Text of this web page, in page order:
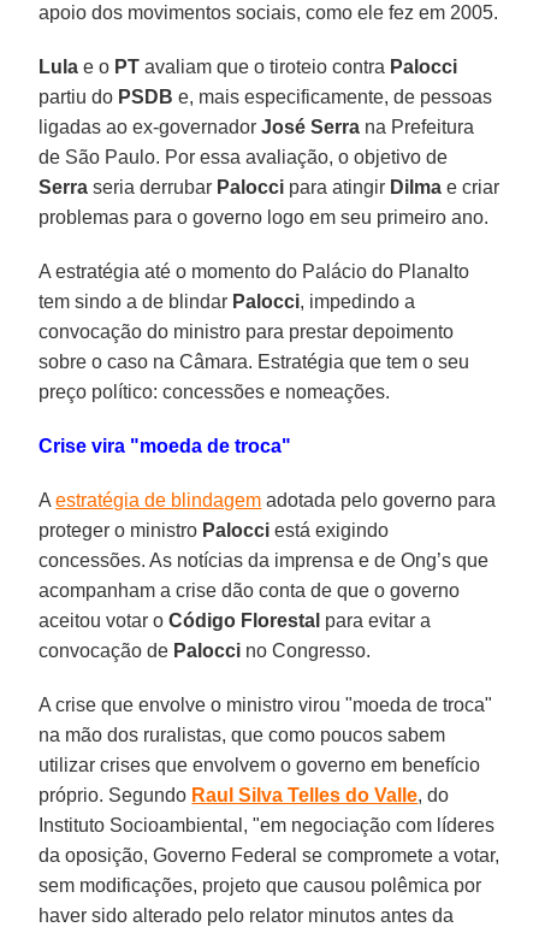
apoio dos movimentos sociais, como ele fez em 2005.
Lula e o PT avaliam que o tiroteio contra Palocci
partiu do PSDB e, mais especificamente, de pessoas
ligadas ao ex-governadorJosé Serra na Prefeitura
de São Paulo. Por essa avaliação, o objetivo de
Serra seria derrubar Palocci para atingir Dilma e criar
problemas para o governo logo em seu primeiro ano.
A estratégia até o momento do Palácio do Planalto
tem sindo a de blindar Palocci, impedindo a
convocação do ministro para prestar depoimento
sobre o caso na Câmara. Estratégia que tem o seu
preço político: concessões e nomeações.
Crise vira "moeda de troca"
Aestratégia de blindagem adotada pelo governo para
proteger o ministro Palocci está exigindo
concessões. As notícias da imprensa e de Ong’s que
acompanham a crise dão conta de que o governo
aceitou votar oCódigo Florestal para evitar a
convocação de Palocci no Congresso.
A crise que envolve o ministro virou "moeda de troca"
na mão dos ruralistas, que como poucos sabem
utilizar crises que envolvem o governo em benefício
próprio. Segundo Raul Silva Telles do Valle, do
Instituto Socioambiental, "em negociação com líderes
da oposição, Governo Federal se compromete a votar,
sem modificações, projeto que causou polêmica por
haver sido alterado pelo relator minutos antes da